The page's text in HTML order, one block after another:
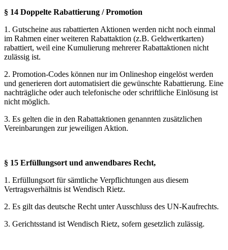
§ 14 Doppelte Rabattierung / Promotion
1. Gutscheine aus rabattierten Aktionen werden nicht noch einmal
im Rahmen einer weiteren Rabattaktion (z.B. Geldwertkarten)
rabattiert, weil eine Kumulierung mehrerer Rabattaktionen nicht
zulässig ist.
2. Promotion-Codes können nur im Onlineshop eingelöst werden
und generieren dort automatisiert die gewünschte Rabattierung. Eine
nachträgliche oder auch telefonische oder schriftliche Einlösung ist
nicht möglich.
3. Es gelten die in den Rabattaktionen genannten zusätzlichen
Vereinbarungen zur jeweiligen Aktion.
§ 15 Erfüllungsort und anwendbares Recht,
1. Erfüllungsort für sämtliche Verpflichtungen aus diesem
Vertragsverhältnis ist Wendisch Rietz.
2. Es gilt das deutsche Recht unter Ausschluss des UN-Kaufrechts.
3. Gerichtsstand ist Wendisch Rietz, sofern gesetzlich zulässig.